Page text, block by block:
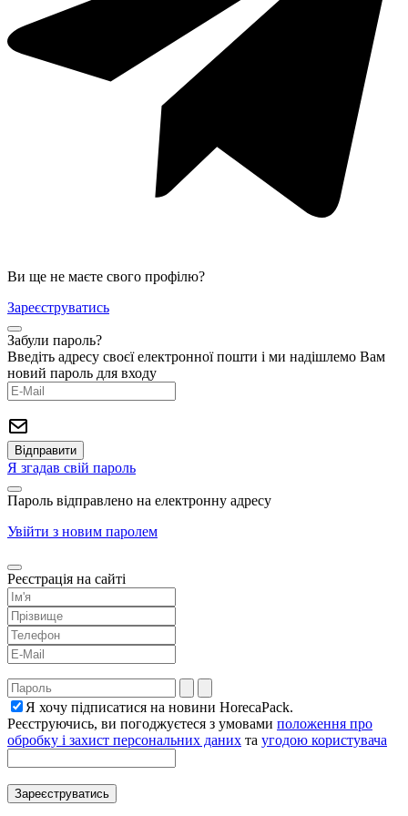
Ви ще не маєте свого профілю?
Зареєструватись
Забули пароль?
Введіть адресу своєї електронної пошти і ми надішлемо Вам
новий пароль для входу
Я згадав свій пароль
Пароль відправлено на електронну адресу
Увійти з новим паролем
Реєстрація на сайті
Я хочу підписатися на новини HorecaPack.
Реєструючись, ви погоджуєтеся з умовами положення про
обробку і захист персональних даних та угодою користувача